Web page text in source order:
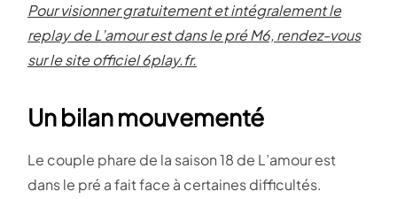
Pour visionner gratuitement et intégralement le
replay de L’amour est dans le pré M6, rendez-vous
sur le site officiel 6play.fr.
Un bilan mouvementé
Le couple phare de la saison 18 de L’amour est
dans le pré a fait face à certaines difficultés.